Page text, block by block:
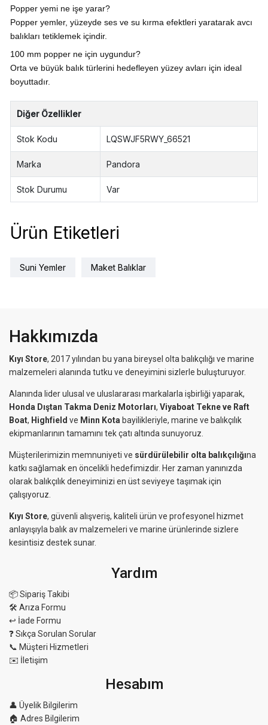
Popper yemi ne işe yarar?
Popper yemler, yüzeyde ses ve su kırma efektleri yaratarak avcı
balıkları tetiklemek içindir.
100 mm popper ne için uygundur?
Orta ve büyük balık türlerini hedefleyen yüzey avları için ideal
boyuttadır.
Diğer Özellikler
Stok Kodu LQSWJF5RWY_66521
Marka Pandora
Stok Durumu Var
Ürün Etiketleri
Suni Yemler Maket Balıklar
Hakkımızda
Kıyı Store, 2017 yılından bu yana bireysel olta balıkçılığı ve marine
malzemeleri alanında tutku ve deneyimini sizlerle buluşturuyor.
Alanında lider ulusal ve uluslararası markalarla işbirliği yaparak,
Honda Dıştan Takma Deniz Motorları, Viyaboat Tekne ve Raft
Boat, Highfield ve Minn Kota bayilikleriyle, marine ve balıkçılık
ekipmanlarının tamamını tek çatı altında sunuyoruz.
Müşterilerimizin memnuniyeti ve sürdürülebilir olta balıkçılığına
katkı sağlamak en öncelikli hedefimizdir. Her zaman yanınızda
olarak balıkçılık deneyiminizi en üst seviyeye taşımak için
çalışıyoruz.
Kıyı Store, güvenli alışveriş, kaliteli ürün ve profesyonel hizmet
anlayışıyla balık av malzemeleri ve marine ürünlerinde sizlere
kesintisiz destek sunar.
Yardım
📦 Sipariş Takibi
🛠 Arıza Formu
↩️ İade Formu
❓ Sıkça Sorulan Sorular
📞 Müşteri Hizmetleri
✉️ İletişim
Hesabım
👤 Üyelik Bilgilerim
🏠 Adres Bilgilerim